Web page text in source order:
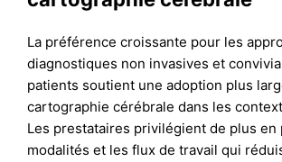
La préférence croissante pour les
diagnostiques non invasives et
patients soutient une adoption plus
cartographie cérébrale dans les
Les prestataires privilégient de plus en
modalités et les flux de travail qui